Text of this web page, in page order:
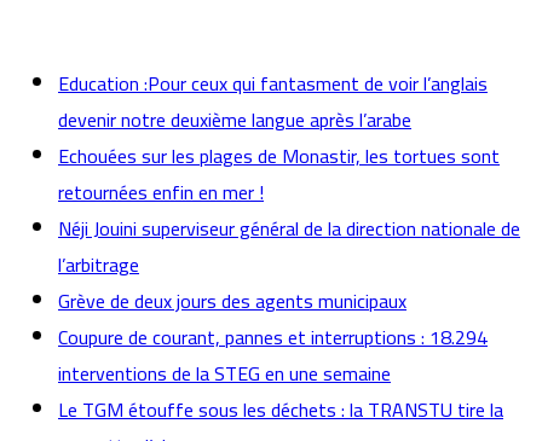
Education :Pour ceux qui fantasment de voir l’anglais
devenir notre deuxième langue après l’arabe
Echouées sur les plages de Monastir, les tortues sont
retournées enfin en mer !
Néji Jouini superviseur général de la direction nationale de
l’arbitrage
Grève de deux jours des agents municipaux
Coupure de courant, pannes et interruptions : 18.294
interventions de la STEG en une semaine
Le TGM étouffe sous les déchets : la TRANSTU tire la